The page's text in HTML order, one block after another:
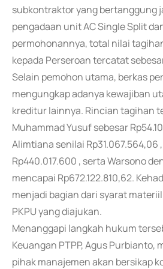
subkontraktor yang bertanggung
pengadaan unit AC Single Split
permohonannya, total nilai
kepada Perseroan tercatat
Selain pemohon utama, berkas
mengungkap adanya kewajiban
kreditur lainnya. Rincian tagihan
Muhammad Yusuf sebesar
Alimtiana senilai Rp31.067.564,06
Rp440.017.600 , serta Warsono
mencapai Rp672.122.810,62.
menjadi bagian dari syarat
PKPU yang diajukan.
Menanggapi langkah hukum
Keuangan PTPP, Agus Purbianto,
pihak manajemen akan bersikap